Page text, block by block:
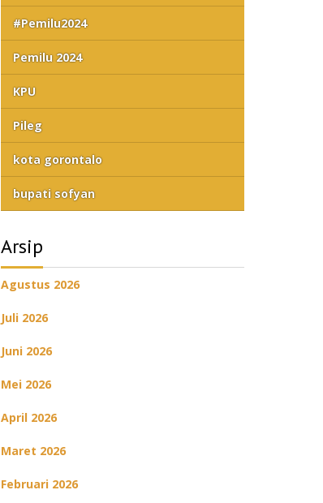
#Pemilu2024
Pemilu 2024
KPU
Pileg
kota gorontalo
bupati sofyan
Arsip
Agustus 2026
Juli 2026
Juni 2026
Mei 2026
April 2026
Maret 2026
Februari 2026